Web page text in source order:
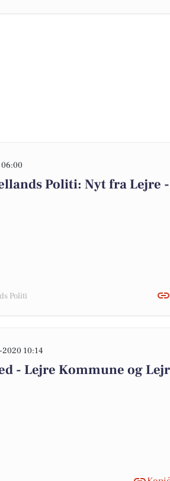
Politi: Nyt fra Lejre
Politi
10:14
- Lejre Kommune og